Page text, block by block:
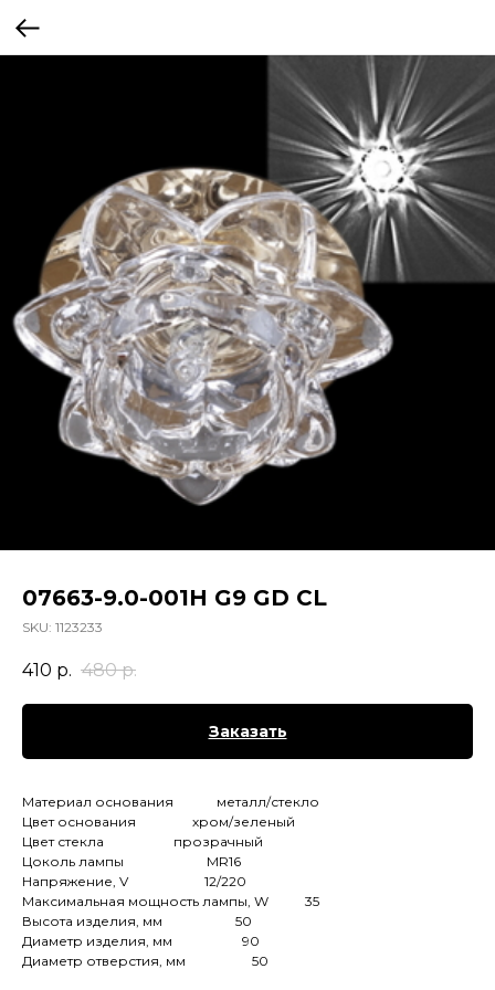
07663-9.0-001H G9 GD CL
SKU: 1123233
410 р. 480 р.
Заказать
Материал основания металл/стекло
Цвет основания хром/зеленый
Цвет стекла прозрачный
Цоколь лампы MR16
Напряжение, V 12/220
Максимальная мощность лампы, W 35
Высота изделия, мм 50
Диаметр изделия, мм 90
Диаметр отверстия, мм 50